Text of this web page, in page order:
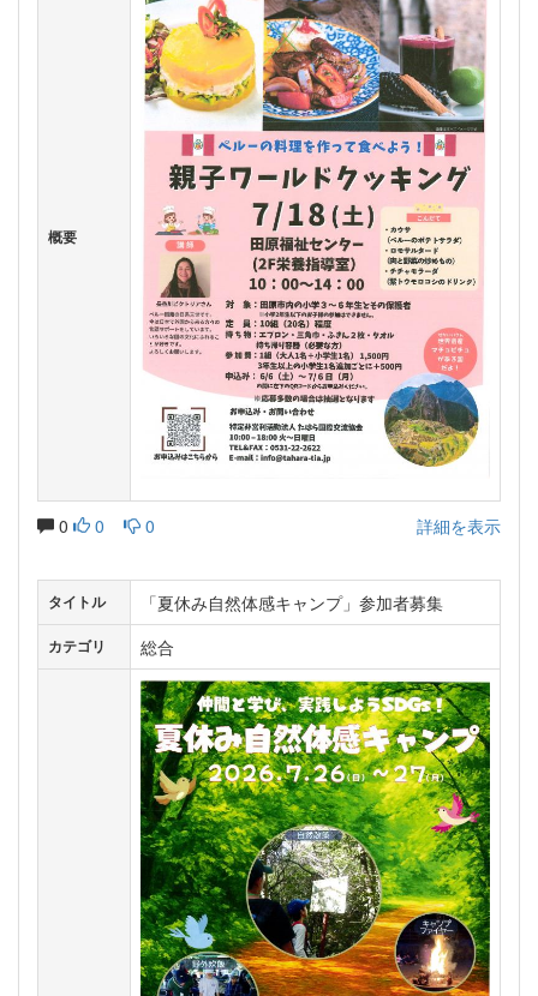
概要
0 0 0 詳細を表示
タイトル 「夏休み自然体感キャンプ」参加者募集
カテゴリ 総合